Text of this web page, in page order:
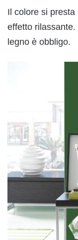
Il colore si
effetto
legno è obbligo.